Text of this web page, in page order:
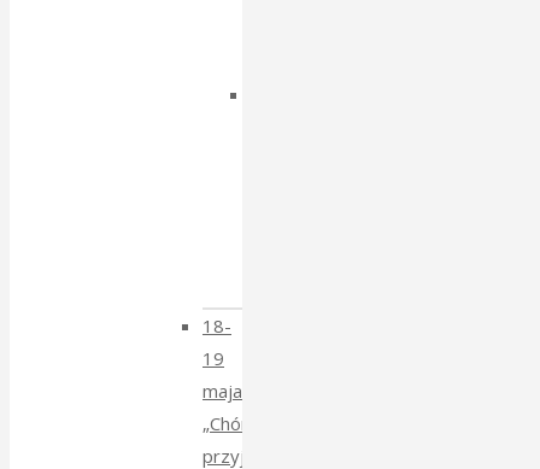
18-
19
maja
„Chór
przyjechał”